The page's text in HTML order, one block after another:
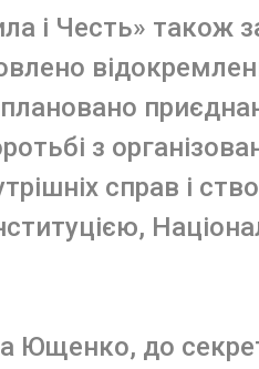
і Честь»
з
справ і
Ющенко, до